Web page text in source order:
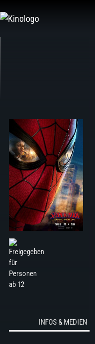
Inhalt
INFOS & MEDIEN